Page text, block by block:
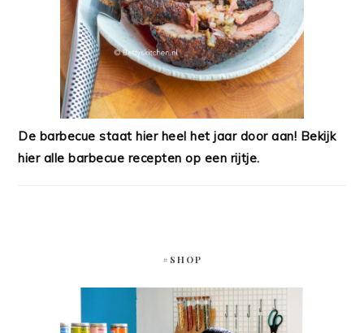
De barbecue staat hier heel het jaar door aan! Bekijk
hier alle barbecue recepten op een rijtje.
#SHOP